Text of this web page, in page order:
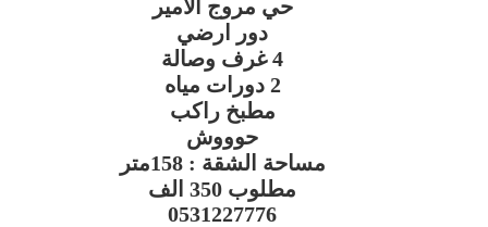
حي مروج الامير
دور ارضي
4 غرف وصالة
2 دورات مياه
مطبخ راكب
حوووش
مساحة الشقة : 158متر
مطلوب 350 الف
0531227776